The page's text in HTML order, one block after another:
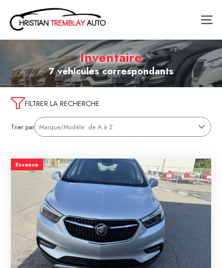
Inventaire
7 véhicules correspondants
FILTRER LA RECHERCHE
Trier par
Essence